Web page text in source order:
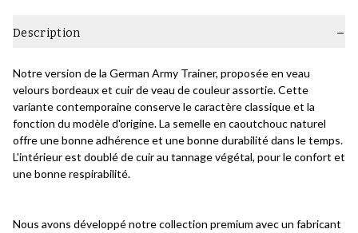
Description
Notre version de la German Army Trainer, proposée en veau
velours bordeaux et cuir de veau de couleur assortie. Cette
variante contemporaine conserve le caractère classique et la
fonction du modèle d'origine. La semelle en caoutchouc naturel
offre une bonne adhérence et une bonne durabilité dans le temps.
L'intérieur est doublé de cuir au tannage végétal, pour le confort et
une bonne respirabilité.
Nous avons développé notre collection premium avec un fabricant